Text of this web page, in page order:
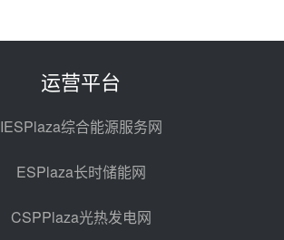
电机组灵活性改造项目三元液态盐
2026-2029年熔盐介质框架协议
中能建华中试研院中标重能新疆
100MW光热项目机组调试及性能
试验
昨天 08-05 10:41
运营平台
IESPlaza综合能源服务网
ESPlaza长时储能网
CSPPlaza光热发电网